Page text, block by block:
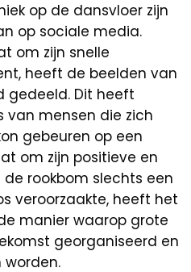
op de dansvloer zijn
op sociale media.
om zijn snelle
heeft de beelden van
gedeeld. Dit heeft
mensen die zich
gebeuren op een
om zijn positieve en
de rookbom slechts een
veroorzaakte, heeft het
manier waarop grote
georganiseerd en